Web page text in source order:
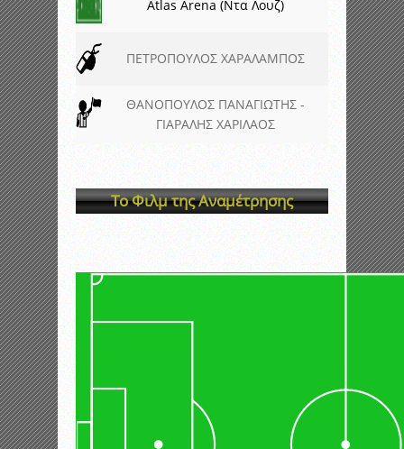
Atlas Arena (Ντα Λουζ)
ΠΕΤΡΟΠΟΥΛΟΣ ΧΑΡΑΛΑΜΠΟΣ
ΘΑΝΟΠΟΥΛΟΣ ΠΑΝΑΓΙΩΤΗΣ -
ΓΙΑΡΑΛΗΣ ΧΑΡΙΛΑΟΣ
Το Φιλμ της Αναμέτρησης